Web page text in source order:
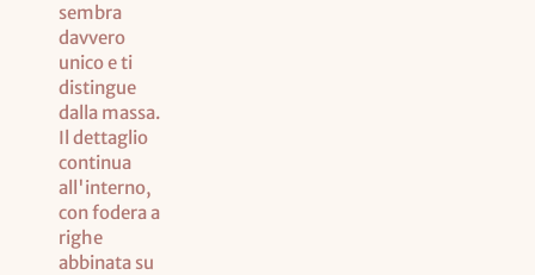
sembra
davvero
unico e ti
distingue
dalla massa.
Il dettaglio
continua
all'interno,
con fodera a
righe
abbinata su